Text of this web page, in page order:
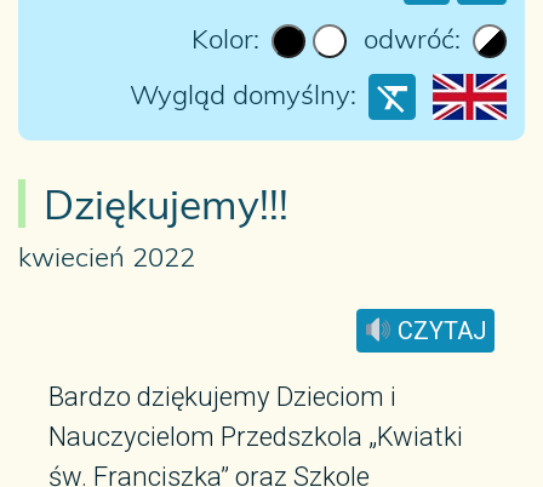
Kolor:
odwróć:
Wygląd domyślny:
Dziękujemy!!!
kwiecień 2022
CZYTAJ
Bardzo dziękujemy Dzieciom i
Nauczycielom Przedszkola „Kwiatki
św. Franciszka” oraz Szkole